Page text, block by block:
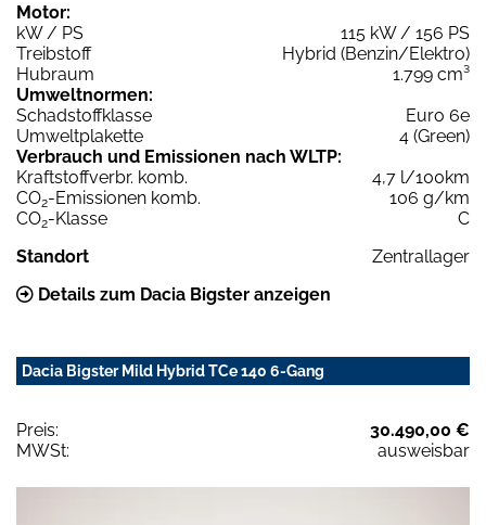
Motor:
kW / PS
115 kW / 156 PS
Treibstoff
Hybrid (Benzin/Elektro)
Hubraum
1.799 cm³
Umweltnormen:
Schadstoffklasse
Euro 6e
Umweltplakette
4 (Green)
Verbrauch und Emissionen nach WLTP:
Kraftstoffverbr. komb.
4,7 l/100km
CO2-Emissionen komb.
106 g/km
CO2-Klasse
C
Standort
Zentrallager
Details zum Dacia Bigster anzeigen
Dacia Bigster Mild Hybrid TCe 140 6-Gang
Preis:
30.490,00 €
MWSt:
ausweisbar